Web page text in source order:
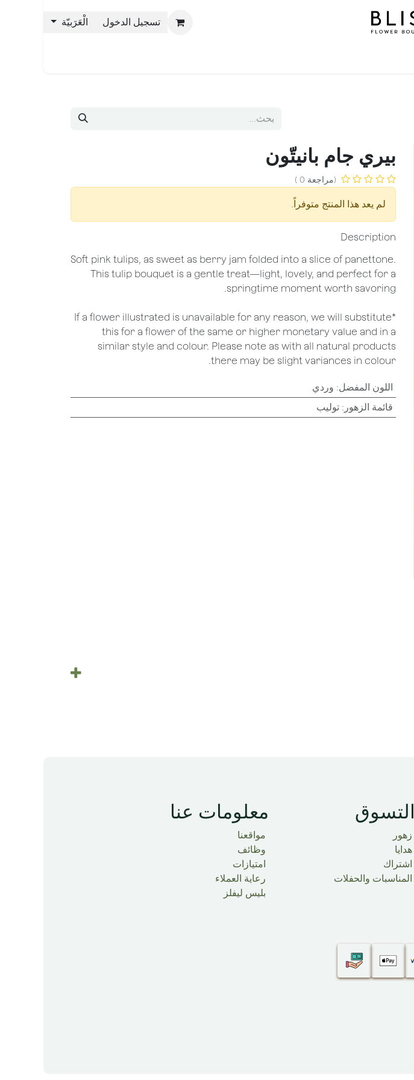
تسجيل الدخول الْعَرَبيّة
بيري جام بانيتّون
(مراجعة 0 )
لم يعد هذا المنتج متوفراً.
Description
Soft pink tulips, as sweet as berry jam folded into a slice of panettone.
This tulip bouquet is a gentle treat—light, lovely, and perfect for a
springtime moment worth savoring.
*If a flower illustrated is unavailable for any reason, we will substitute
this for a flower of the same or higher monetary value and in a
similar style and colour. Please note as with all natural products
there may be slight variances in colour.
اللون المفضل: وردي
قائمة الزهور : توليب
التسوق
زهور
هدايا
اشتراك
المناسبات والحفلات
معلومات عنا
مواقعنا
وظائف
امتيازات
رعاية العملاء
بليس ليفلز